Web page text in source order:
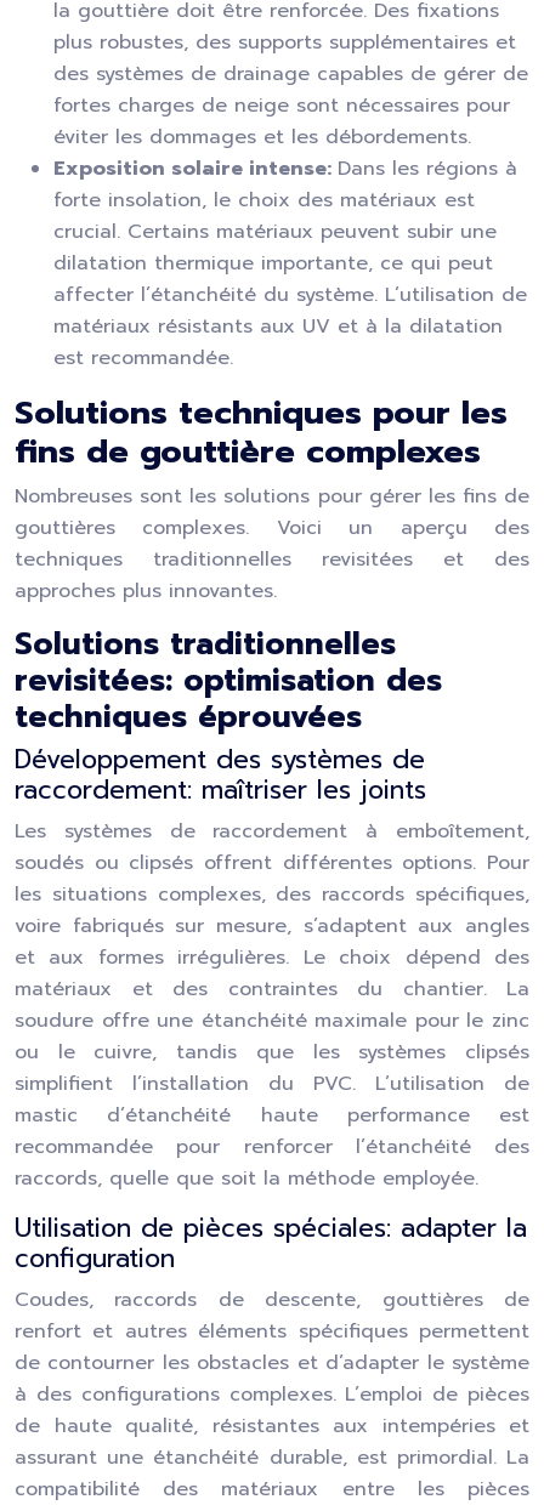
la gouttière doit être renforcée. Des fixations
plus robustes, des supports supplémentaires et
des systèmes de drainage capables de gérer de
fortes charges de neige sont nécessaires pour
éviter les dommages et les débordements.
Exposition solaire intense: Dans les régions à
forte insolation, le choix des matériaux est
crucial. Certains matériaux peuvent subir une
dilatation thermique importante, ce qui peut
affecter l’étanchéité du système. L’utilisation de
matériaux résistants aux UV et à la dilatation
est recommandée.
Solutions techniques pour les
fins de gouttière complexes
Nombreuses sont les solutions pour gérer les fins de
gouttières complexes. Voici un aperçu des
techniques traditionnelles revisitées et des
approches plus innovantes.
Solutions traditionnelles
revisitées: optimisation des
techniques éprouvées
Développement des systèmes de
raccordement: maîtriser les joints
Les systèmes de raccordement à emboîtement,
soudés ou clipsés offrent différentes options. Pour
les situations complexes, des raccords spécifiques,
voire fabriqués sur mesure, s’adaptent aux angles
et aux formes irrégulières. Le choix dépend des
matériaux et des contraintes du chantier. La
soudure offre une étanchéité maximale pour le zinc
ou le cuivre, tandis que les systèmes clipsés
simplifient l’installation du PVC. L’utilisation de
mastic d’étanchéité haute performance est
recommandée pour renforcer l’étanchéité des
raccords, quelle que soit la méthode employée.
Utilisation de pièces spéciales: adapter la
configuration
Coudes, raccords de descente, gouttières de
renfort et autres éléments spécifiques permettent
de contourner les obstacles et d’adapter le système
à des configurations complexes. L’emploi de pièces
de haute qualité, résistantes aux intempéries et
assurant une étanchéité durable, est primordial. La
compatibilité des matériaux entre les pièces